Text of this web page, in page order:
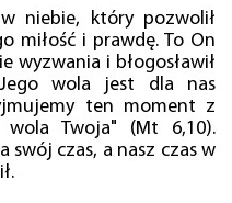
niebie, który pozwolił
miłość i prawdę. To On
wyzwania i błogosławił
wola jest dla nas
ten moment z
Twoja" (Mt 6,10).
swój czas, a nasz czas w